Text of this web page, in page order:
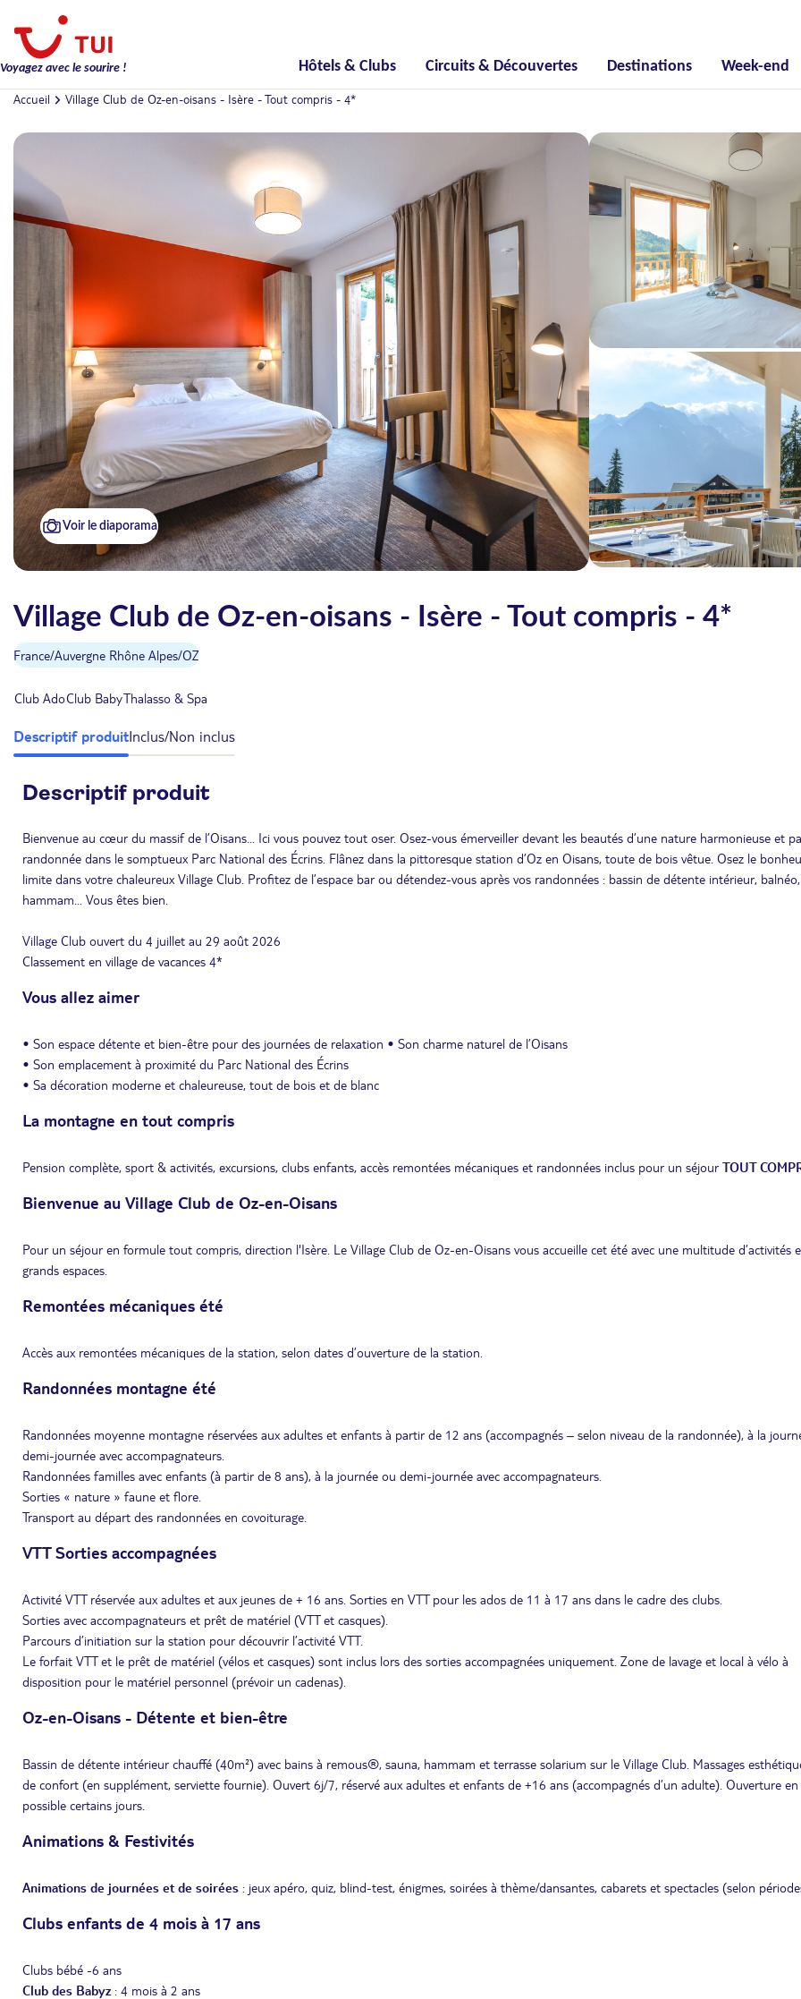
Voyagez avec le sourire ! Hôtels & Clubs Circuits & Découvertes Destinations Week-end
Accueil Village Club de Oz-en-oisans - Isère - Tout compris - 4*
Voir le diaporama
Village Club de Oz-en-oisans - Isère - Tout compris - 4*
France/Auvergne Rhône Alpes/OZ
Club AdoClub BabyThalasso & Spa
Descriptif produitInclus/Non inclus
Descriptif produit
Bienvenue au cœur du massif de l’Oisans... Ici vous pouvez tout oser. Osez-vous émerveiller devant les beautés d’une nature harmonieuse et
randonnée dans le somptueux Parc National des Écrins. Flânez dans la pittoresque station d’Oz en Oisans, toute de bois vêtue. Osez le
limite dans votre chaleureux Village Club. Profitez de l’espace bar ou détendez-vous après vos randonnées : bassin de détente intérieur,
hammam... Vous êtes bien.
Village Club ouvert du 4 juillet au 29 août 2026
Classement en village de vacances 4*
Vous allez aimer
• Son espace détente et bien-être pour des journées de relaxation • Son charme naturel de l’Oisans
• Son emplacement à proximité du Parc National des Écrins
• Sa décoration moderne et chaleureuse, tout de bois et de blanc
La montagne en tout compris
Pension complète, sport & activités, excursions, clubs enfants, accès remontées mécaniques et randonnées inclus pour un séjourTOUT
Bienvenue au Village Club de Oz-en-Oisans
Pour un séjour en formule tout compris, direction l'Isère. Le Village Club de Oz-en-Oisans vous accueille cet été avec une multitude d’activités
grands espaces.
Remontées mécaniques été
Accès aux remontées mécaniques de la station, selon dates d’ouverture de la station.
Randonnées montagne été
Randonnées moyenne montagne réservées aux adultes et enfants à partir de 12 ans (accompagnés – selon niveau de la randonnée), à la
demi-journée avec accompagnateurs.
Randonnées familles avec enfants (à partir de 8 ans), à la journée ou demi-journée avec accompagnateurs.
Sorties « nature » faune et flore.
Transport au départ des randonnées en covoiturage.
VTT Sorties accompagnées
Activité VTT réservée aux adultes et aux jeunes de + 16 ans. Sorties en VTT pour les ados de 11 à 17 ans dans le cadre des clubs.
Sorties avec accompagnateurs et prêt de matériel (VTT et casques).
Parcours d’initiation sur la station pour découvrir l’activité VTT.
Le forfait VTT et le prêt de matériel (vélos et casques) sont inclus lors des sorties accompagnées uniquement. Zone de lavage et local à vélo à
disposition pour le matériel personnel (prévoir un cadenas).
Oz-en-Oisans - Détente et bien-être
Bassin de détente intérieur chauffé (40m²) avec bains à remous®, sauna, hammam et terrasse solarium sur le Village Club. Massages
de confort (en supplément, serviette fournie). Ouvert 6j/7, réservé aux adultes et enfants de +16 ans (accompagnés d’un adulte). Ouverture en
possible certains jours.
Animations & Festivités
Animations de journées et de soirées : jeux apéro, quiz, blind-test, énigmes, soirées à thème/dansantes, cabarets et spectacles (selon
Clubs enfants de 4 mois à 17 ans
Clubs bébé -6 ans
Club des Babyz : 4 mois à 2 ans